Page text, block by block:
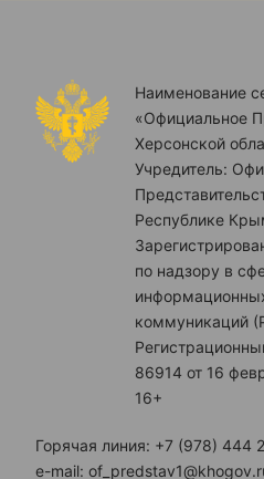
Наименование
«Официальное
Херсонской
Учредитель:
Республике
по надзору в
коммуникаций
86914 от 16
16+
Горячая линия: +7 (978) 444
e-mail: